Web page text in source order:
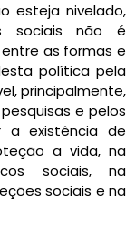
esteja nivelado,
sociais não é
as formas e
política pela
principalmente,
e pelos
a existência de
a vida, na
sociais, na
sociais e na